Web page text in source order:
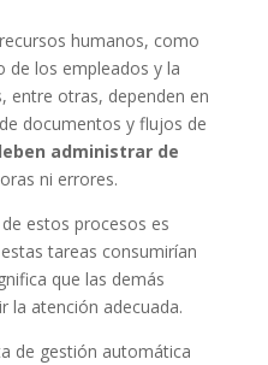
humanos, como
de los empleados y la
entre otras, dependen en
documentos y flujos de
administrar de
ni errores.
estos procesos es
tareas consumirían
que las demás
la atención adecuada.
de gestión automática